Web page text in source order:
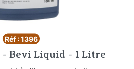
Réf : 1396
Bevi Liquid - 1 Litre